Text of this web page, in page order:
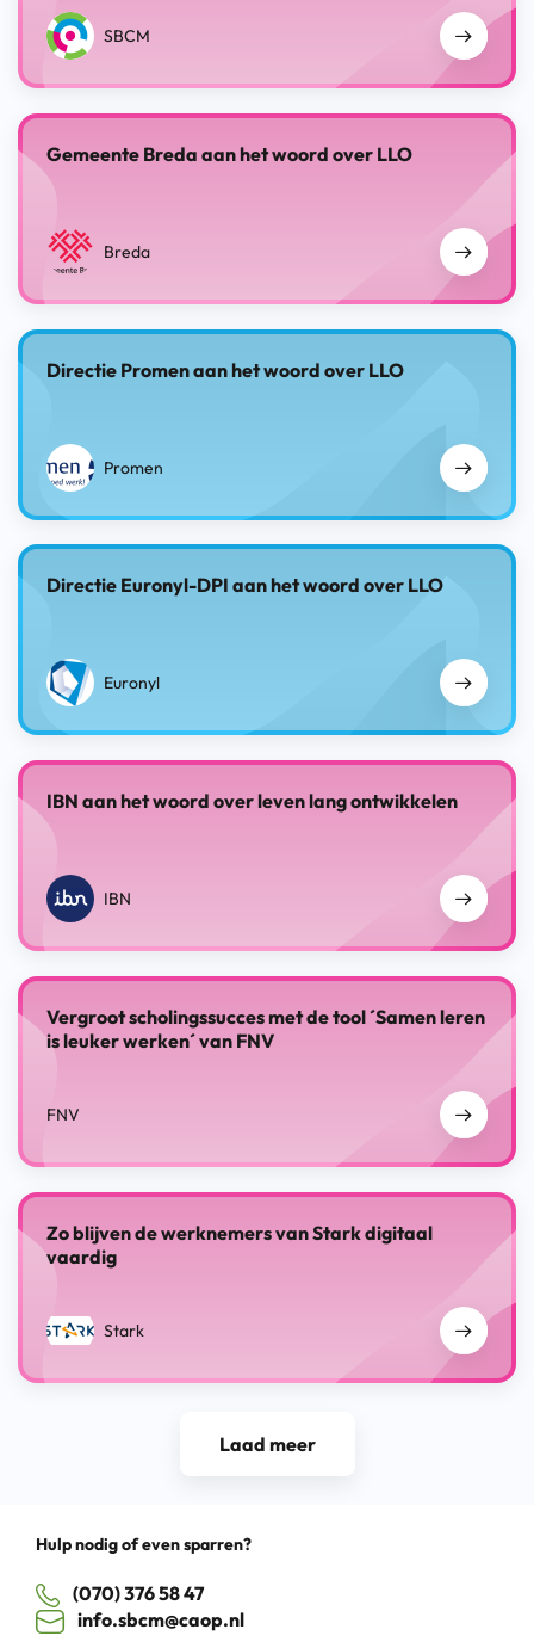
SBCM
Gemeente Breda aan het woord over LLO
Breda
Directie Promen aan het woord over LLO
Promen
Directie Euronyl-DPI aan het woord over LLO
Euronyl
IBN aan het woord over leven lang ontwikkelen
IBN
Vergroot scholingssucces met de tool ´Samen leren
is leuker werken´ van FNV
FNV
Zo blijven de werknemers van Stark digitaal
vaardig
Stark
Laad meer
Hulp nodig of even sparren?
(070) 376 58 47
info.sbcm@caop.nl